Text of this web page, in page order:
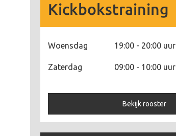
Kickbokstraining
Woensdag 19:00 - 20:00 uur
Zaterdag 09:00 - 10:00 uur
Bekijk rooster